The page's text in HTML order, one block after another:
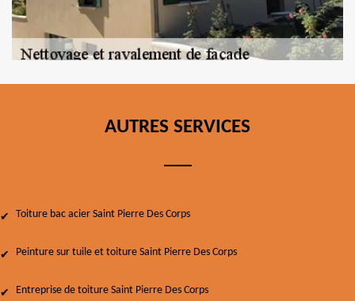
AUTRES SERVICES
Toiture bac acier Saint Pierre Des Corps
Peinture sur tuile et toiture Saint Pierre Des Corps
Entreprise de toiture Saint Pierre Des Corps